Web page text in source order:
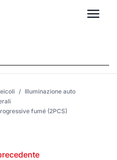
/ Illuminazione auto
fumé (2PCS)